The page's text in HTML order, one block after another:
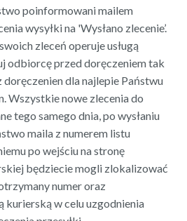
poinformowani mailem
wysyłki na 'Wysłano zlecenie’.
zleceń operuje usługą
odbiorcę przed doręczeniem tak
doręczenien dla najlepie Państwu
Wszystkie nowe zlecenia do
tego samego dnia, po wysłaniu
maila z numerem listu
po wejściu na stronę
będziecie mogli zlokalizować
numer oraz
kurierską w celu uzgodnienia